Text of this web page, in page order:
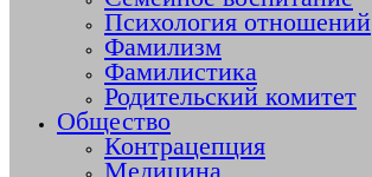
Психология отношений
Фамилизм
Фамилистика
Родительский комитет
Общество
Контрацепция